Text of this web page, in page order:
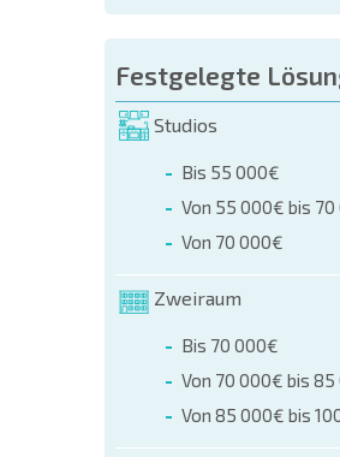
Festgelegte
Studios
Bis 55 000€
Von 55 000€ bis
Von 70 000€
Zweiraum
Bis 70 000€
Von 70 000€ bis
Von 85 000€ bis
OBJEKT
(name, E-mail, phone)
+359 8 9797 99 03